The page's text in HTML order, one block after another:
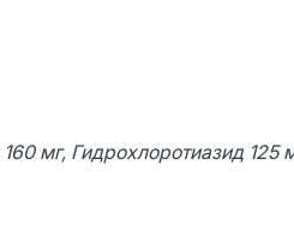
мг, Гидрохлоротиазид 125